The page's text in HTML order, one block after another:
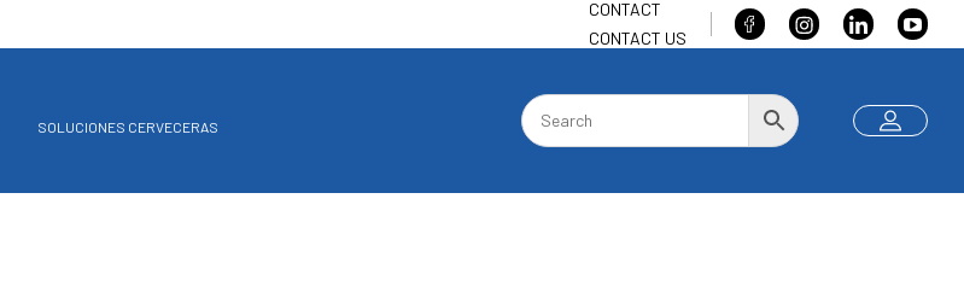
CONTACT
CONTACT US
SOLUCIONES CERVECERAS